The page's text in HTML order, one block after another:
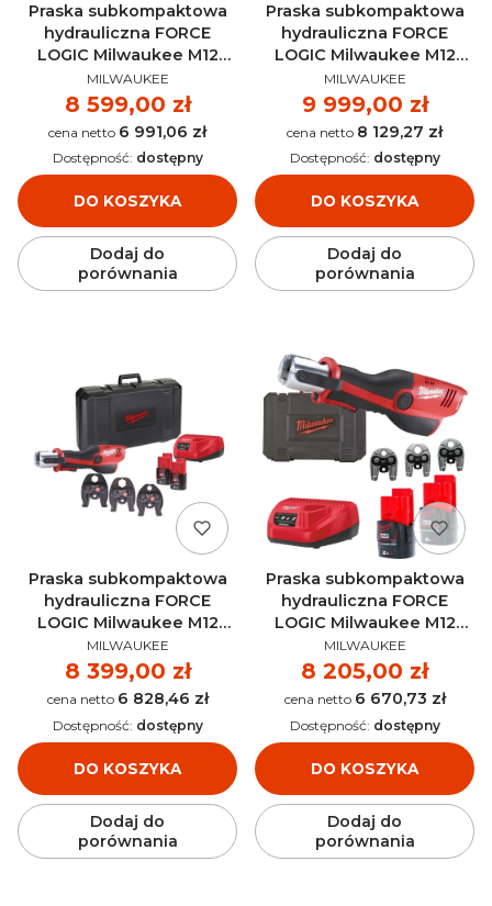
Praska subkompaktowa
hydrauliczna FORCE
LOGIC Milwaukee M12
HPT-202C TH-SET AKU
12V (2x 2.0 Ah) -
4933443105
PRODUCENT
MILWAUKEE
Cena
8 599,00 zł
Cena 6 991,06 zł
DO KOSZYKA
Dostępność: dostępny
Dodaj do
porównania
Praska subkompaktowa
hydrauliczna FORCE
LOGIC Milwaukee M12
HPT-202C U-SET AKU 12V
(2x 2.0 Ah) - 4933443110
PRODUCENT
MILWAUKEE
Cena
9 999,00 zł
Cena 8 129,27 zł
DO KOSZYKA
Dostępność: dostępny
Dodaj do
porównania
Praska subkompaktowa
hydrauliczna FORCE
LOGIC Milwaukee M12
HPT-202C V-SET AKU 12V
(2x 2.0 Ah) - 4933443100
PRODUCENT
MILWAUKEE
Cena
8 399,00 zł
Cena 6 828,46 zł
DO KOSZYKA
Dostępność: dostępny
Dodaj do
porównania
Praska subkompaktowa
hydrauliczna FORCE
LOGIC Milwaukee M12
HPT-202C Geberit
Mapress Set AKU 12V (2x
2.0 Ah) - 4933480902
PRODUCENT
MILWAUKEE
Cena
8 205,00 zł
Cena 6 670,73 zł
DO KOSZYKA
Dostępność: dostępny
Dodaj do
porównania